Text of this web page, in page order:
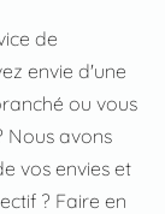
de
envie d'une
ou vous
Nous avons
vos envies et
? Faire en